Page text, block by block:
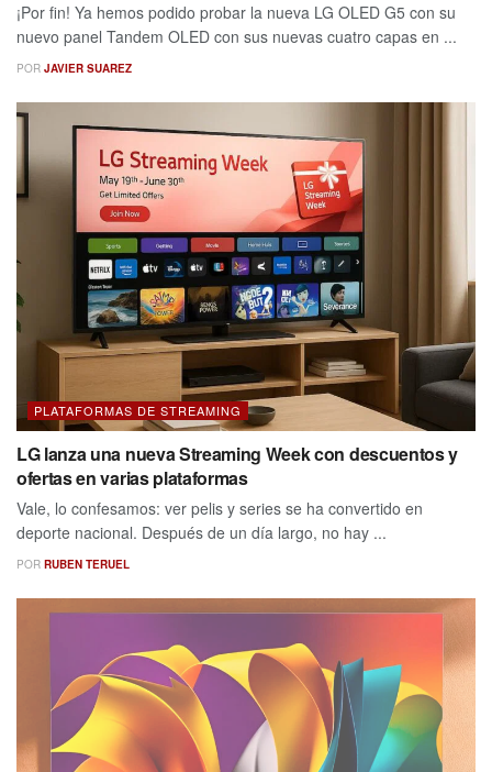
¡Por fin! Ya hemos podido probar la nueva LG OLED G5 con su
nuevo panel Tandem OLED con sus nuevas cuatro capas en ...
POR JAVIER SUAREZ
PLATAFORMAS DE STREAMING
LG lanza una nueva Streaming Week con descuentos y
ofertas en varias plataformas
Vale, lo confesamos: ver pelis y series se ha convertido en
deporte nacional. Después de un día largo, no hay ...
POR RUBEN TERUEL